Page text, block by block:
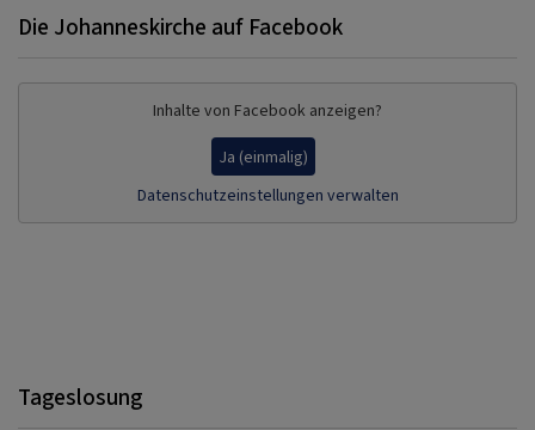
Die Johanneskirche auf Facebook
Inhalte von Facebook anzeigen?
Ja (einmalig)
Datenschutzeinstellungen verwalten
Tageslosung